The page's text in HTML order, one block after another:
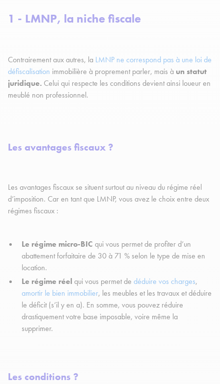
1 - LMNP, la niche fiscale
Contrairement aux autres, la LMNP ne correspond pas à une loi de
défiscalisation immobilière à proprement parler, mais à un statut
juridique. Celui qui respecte les conditions devient ainsi loueur en
meublé non professionnel.
Les avantages fiscaux ?
Les avantages fiscaux se situent surtout au niveau du régime réel
d’imposition. Car en tant que LMNP, vous avez le choix entre deux
régimes fiscaux :
Le régime micro-BIC qui vous permet de profiter d’un
abattement forfaitaire de 30 à 71 % selon le type de mise en
location.
Le régime réelqui vous permet de déduire vos charges,
amortir le bien immobilier, les meubles et les travaux et déduire
le déficit (s’il y en a). En somme, vous pouvez réduire
drastiquement votre base imposable, voire même la
supprimer.
Les conditions ?